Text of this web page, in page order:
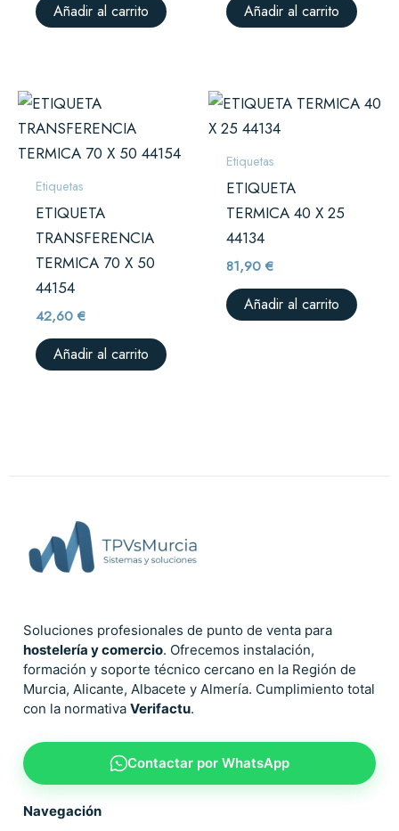
Añadir al carrito Añadir al carrito
Etiquetas
ETIQUETA
TRANSFERENCIA
TERMICA 70 X 50
44154
42,60€
Añadir al carrito
Etiquetas
ETIQUETA
TERMICA 40 X 25
44134
81,90€
Añadir al carrito
Soluciones profesionales de punto de venta para
hostelería y comercio. Ofrecemos instalación,
formación y soporte técnico cercano en la Región de
Murcia, Alicante, Albacete y Almería. Cumplimiento total
con la normativa Verifactu.
Contactar por WhatsApp
Navegación